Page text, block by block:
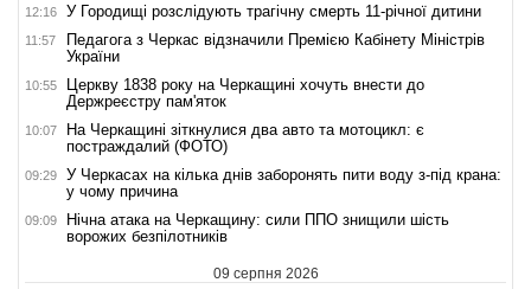
12:16 У Городищі розслідують трагічну смерть 11-річної дитини
11:57
Педагога з Черкас відзначили Премією Кабінету Міністрів
України
10:55
Церкву 1838 року на Черкащині хочуть внести до
Держреєстру пам'яток
10:07
На Черкащині зіткнулися два авто та мотоцикл: є
постраждалий (ФОТО)
09:29
У Черкасах на кілька днів заборонять пити воду з-під крана:
у чому причина
09:09
Нічна атака на Черкащину: сили ППО знищили шість
ворожих безпілотників
09 серпня 2026